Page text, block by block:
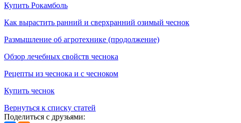
Купить Рокамболь
Как вырастить ранний и сверхранний озимый чеснок
Размышление об агротехнике (продолжение)
Обзор лечебных свойств чеснока
Рецепты из чеснока и с чесноком
Купить чеснок
Вернуться к списку статей
Поделиться с друзьями: